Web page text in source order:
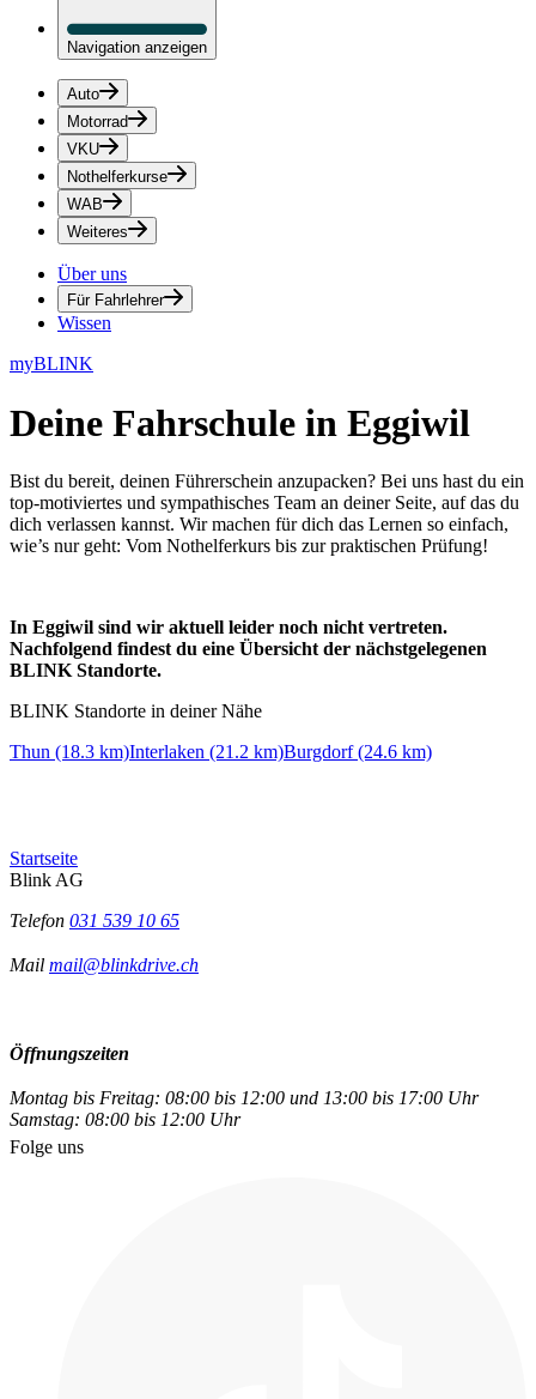
Navigation anzeigen
Auto
Motorrad
VKU
Nothelferkurse
WAB
Weiteres
Über uns
Für Fahrlehrer
Wissen
myBLINK
Deine Fahrschule in Eggiwil
Bist du bereit, deinen Führerschein anzupacken? Bei uns hast du ein
top-motiviertes und sympathisches Team an deiner Seite, auf das du
dich verlassen kannst. Wir machen für dich das Lernen so einfach,
wie’s nur geht: Vom Nothelferkurs bis zur praktischen Prüfung!
In Eggiwil sind wir aktuell leider noch nicht vertreten.
Nachfolgend findest du eine Übersicht der nächstgelegenen
BLINK Standorte.
BLINK Standorte in deiner Nähe
Thun (18.3 km)Interlaken (21.2 km)Burgdorf (24.6 km)
Startseite
Blink AG
Telefon 031 539 10 65
Mail mail@blinkdrive.ch
Öffnungszeiten
Montag bis Freitag: 08:00 bis 12:00 und 13:00 bis 17:00 Uhr
Samstag: 08:00 bis 12:00 Uhr
Folge uns